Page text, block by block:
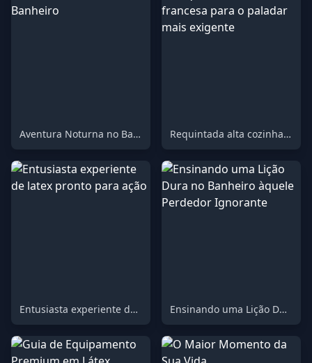
Aventura Noturna no Banheiro Requintada alta cozinha francesa para o paladar mais exigente
Entusiasta experiente de latex pronto para ação Ensinando uma Lição Dura no Banheiro àquele Perdedor Ignorante